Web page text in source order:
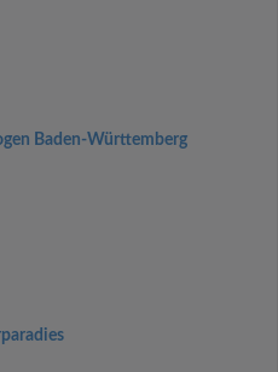
Baden-Württemberg